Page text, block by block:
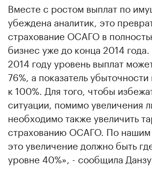
Вместе с ростом выплат по
убеждена аналитик, это
страхование ОСАГО в
бизнес уже до конца 2014 года.
2014 году уровень выплат
76%, а показатель
к 100%. Для того, чтобы
ситуации, помимо увеличения
необходимо также увеличить
страхованию ОСАГО. По нашим
это увеличение должно быть
уровне 40%», - сообщила